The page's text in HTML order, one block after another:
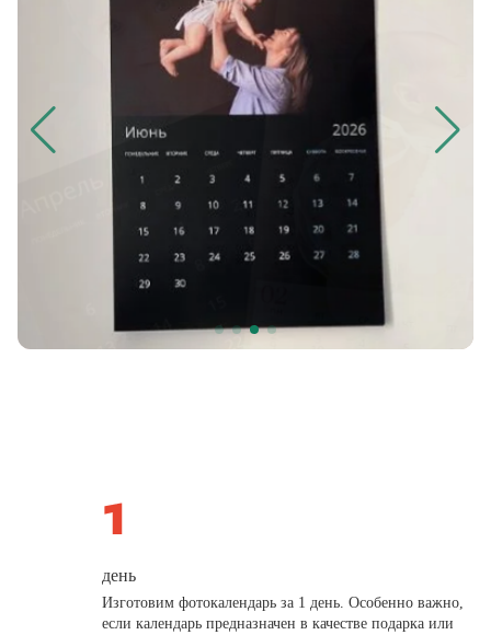
день
Изготовим фотокалендарь за 1 день. Особенно важно,
если календарь предназначен в качестве подарка или